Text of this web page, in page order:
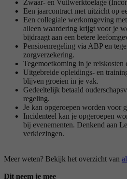
Zwaar- en Vuilwerktoelage
Een jaarcontract met uitzicht op
Een collegiale werkomgeving
alleen waardering krijgt voor je
bijdraagt aan een betere
Pensioenregeling via ABP en
zorgverzekering.
Tegemoetkoming in je reiskosten
Uitgebreide opleidings- en
blijven groeien in je vak.
Gedeeltelijk betaald
regeling.
Je kan opgeroepen worden voor
Incidenteel kan je opgeroepen
bij evenementen. Denkend aan
verkiezingen.
Meer weten? Bekijk het overzicht van
Dit neem je mee